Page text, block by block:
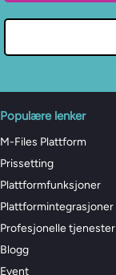
Populære lenker
M-Files Plattform
Prissetting
Plattformfunksjoner
Plattformintegrasjoner
Profesjonelle tjenester
Blogg
Event